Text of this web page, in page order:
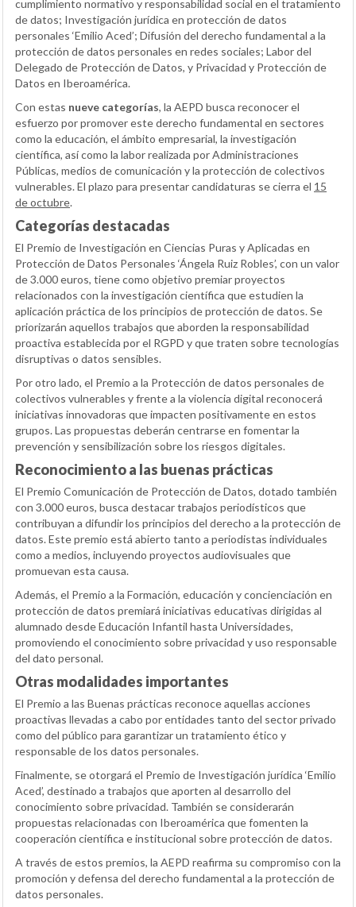
cumplimiento normativo y responsabilidad social en el tratamiento
de datos; Investigación jurídica en protección de datos
personales ‘Emilio Aced’; Difusión del derecho fundamental a la
protección de datos personales en redes sociales; Labor del
Delegado de Protección de Datos, y Privacidad y Protección de
Datos en Iberoamérica.
Con estas nueve categorías, la AEPD busca reconocer el
esfuerzo por promover este derecho fundamental en sectores
como la educación, el ámbito empresarial, la investigación
científica, así como la labor realizada por Administraciones
Públicas, medios de comunicación y la protección de colectivos
vulnerables. El plazo para presentar candidaturas se cierra el 15
de octubre.
Categorías destacadas
El Premio de Investigación en Ciencias Puras y Aplicadas en
Protección de Datos Personales ‘Ángela Ruiz Robles’, con un valor
de 3.000 euros, tiene como objetivo premiar proyectos
relacionados con la investigación científica que estudien la
aplicación práctica de los principios de protección de datos. Se
priorizarán aquellos trabajos que aborden la responsabilidad
proactiva establecida por el RGPD y que traten sobre tecnologías
disruptivas o datos sensibles.
Por otro lado, el Premio a la Protección de datos personales de
colectivos vulnerables y frente a la violencia digital reconocerá
iniciativas innovadoras que impacten positivamente en estos
grupos. Las propuestas deberán centrarse en fomentar la
prevención y sensibilización sobre los riesgos digitales.
Reconocimiento a las buenas prácticas
El Premio Comunicación de Protección de Datos, dotado también
con 3.000 euros, busca destacar trabajos periodísticos que
contribuyan a difundir los principios del derecho a la protección de
datos. Este premio está abierto tanto a periodistas individuales
como a medios, incluyendo proyectos audiovisuales que
promuevan esta causa.
Además, el Premio a la Formación, educación y concienciación en
protección de datos premiará iniciativas educativas dirigidas al
alumnado desde Educación Infantil hasta Universidades,
promoviendo el conocimiento sobre privacidad y uso responsable
del dato personal.
Otras modalidades importantes
El Premio a las Buenas prácticas reconoce aquellas acciones
proactivas llevadas a cabo por entidades tanto del sector privado
como del público para garantizar un tratamiento ético y
responsable de los datos personales.
Finalmente, se otorgará el Premio de Investigación jurídica ‘Emilio
Aced’, destinado a trabajos que aporten al desarrollo del
conocimiento sobre privacidad. También se considerarán
propuestas relacionadas con Iberoamérica que fomenten la
cooperación científica e institucional sobre protección de datos.
A través de estos premios, la AEPD reafirma su compromiso con la
promoción y defensa del derecho fundamental a la protección de
datos personales.